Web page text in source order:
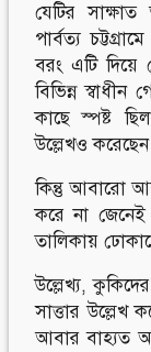
যেটির
পার্বত্য
বরং এটি দিয়ে
বিভিন্ন
কাছে স্পষ্ট
উল্লেখও
কিন্তু আবারো
করে না জেনেই
তালিকায়
উল্লেখ্য,
সাত্তার
আবার বাহ্যত